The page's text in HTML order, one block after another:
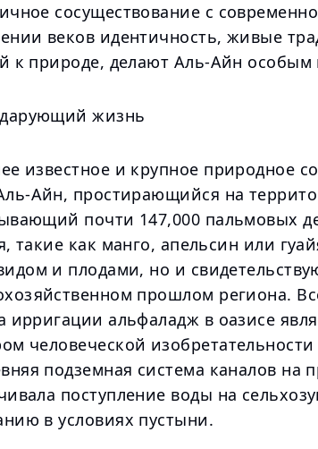
сосуществование с
веков идентичность, живые
к природе, делают Аль-Айн особым
жизнь
известное и крупное природное
Айн, простирающийся на
почти 147,000 пальмовых
такие как манго, апельсин или
и плодами, но и
прошлом региона.
ирригации альфаладж в оазисе
человеческой
подземная система каналов на
поступление воды на
в условиях пустыни.